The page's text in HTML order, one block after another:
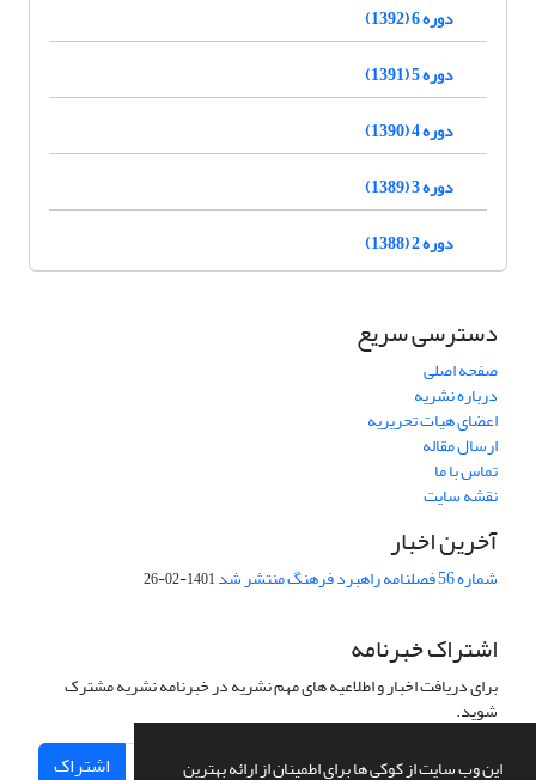
این وب سایت از کوکی ها برای اطمینان از ارائه بهترین
دوره 6 (1392)
دوره 5 (1391)
دوره 4 (1390)
دوره 3 (1389)
دوره 2 (1388)
دسترسی سریع
صفحه اصلی
درباره نشریه
اعضای هیات تحریریه
ارسال مقاله
تماس با ما
نقشه سایت
آخرین اخبار
شماره 56 فصلنامه راهبرد فرهنگ منتشر شد 1401-02-26
اشتراک خبرنامه
برای دریافت اخبار و اطلاعیه های مهم نشریه در خبرنامه نشریه مشترک
شوید.
اشتراک